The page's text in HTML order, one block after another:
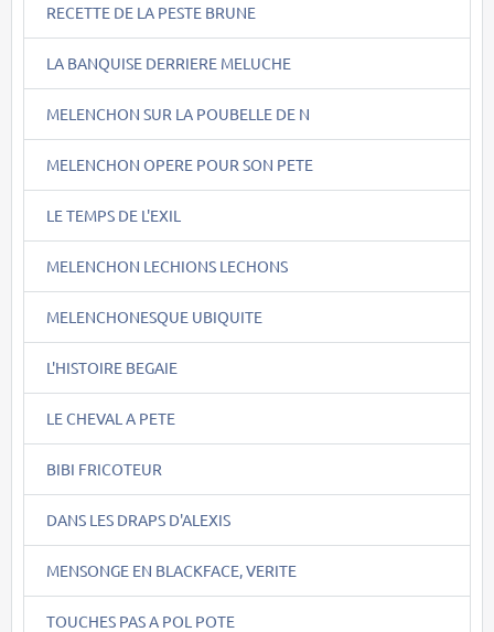
RECETTE DE LA PESTE BRUNE
LA BANQUISE DERRIERE MELUCHE
MELENCHON SUR LA POUBELLE DE N
MELENCHON OPERE POUR SON PETE
LE TEMPS DE L'EXIL
MELENCHON LECHIONS LECHONS
MELENCHONESQUE UBIQUITE
L'HISTOIRE BEGAIE
LE CHEVAL A PETE
BIBI FRICOTEUR
DANS LES DRAPS D'ALEXIS
MENSONGE EN BLACKFACE, VERITE
TOUCHES PAS A POL POTE